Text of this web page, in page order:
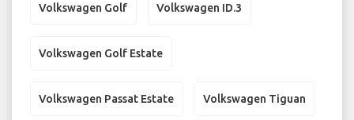
Volkswagen Golf Volkswagen ID.3
Volkswagen Golf Estate
Volkswagen Passat Estate Volkswagen Tiguan